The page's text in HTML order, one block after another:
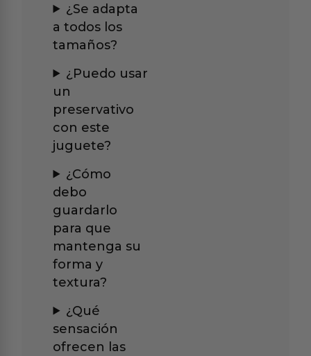
¿Se adapta
a todos los
tamaños?
¿Puedo usar
un
preservativo
con este
juguete?
¿Cómo
debo
guardarlo
para que
mantenga su
forma y
textura?
¿Qué
sensación
ofrecen las